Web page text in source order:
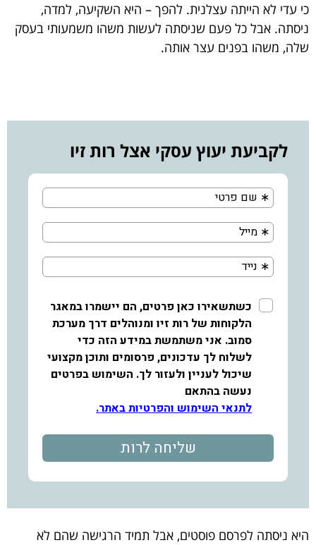
כי עדי לא הייתה עצלנית. להפך – היא השקיעה, למדה,
ניסתה. אבל כל פעם שניסתה לעשות משהו משמעותי בעסק
שלה, משהו בפנים עצר אותה.
לקביעת יעוץ עסקי אצל רות זיו
היא ניסתה לפרסם פוסטים, אבל תמיד הרגישה שהם לא